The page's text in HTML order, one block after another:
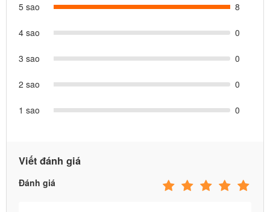
5 sao
8
4 sao 0
3 sao 0
2 sao 0
1 sao 0
Viết đánh giá
Đánh giá